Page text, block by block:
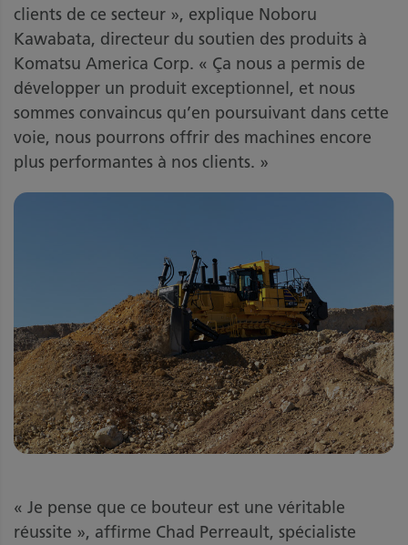
clients de ce secteur », explique Noboru
Kawabata, directeur du soutien des produits à
Komatsu America Corp. « Ça nous a permis de
développer un produit exceptionnel, et nous
sommes convaincus qu’en poursuivant dans cette
voie, nous pourrons offrir des machines encore
plus performantes à nos clients. »
« Je pense que ce bouteur est une véritable
réussite », affirme Chad Perreault, spécialiste